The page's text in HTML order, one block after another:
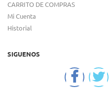
CARRITO DE COMPRAS
Mi Cuenta
Historial
SIGUENOS